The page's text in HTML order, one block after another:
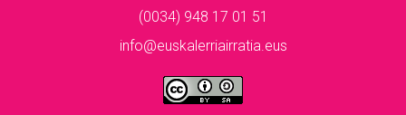
(0034) 948 17 01 51
info@euskalerriairratia.eus